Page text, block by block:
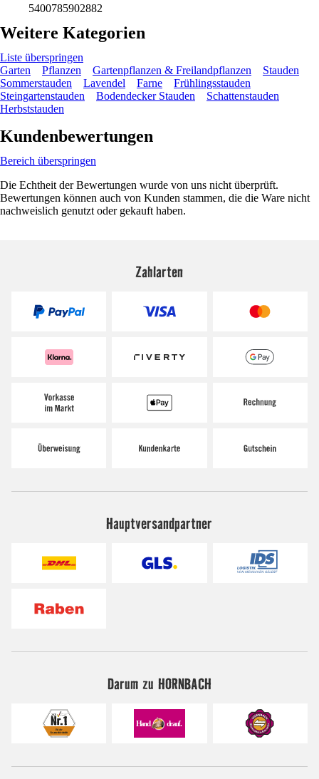
5400785902882
Weitere Kategorien
Liste überspringen
Garten
Pflanzen Gartenpflanzen & Freilandpflanzen
Stauden
Sommerstauden
Lavendel Farne
Frühlingsstauden
Steingartenstauden
Bodendecker Stauden
Schattenstauden
Herbststauden
Kundenbewertungen
Bereich überspringen
Die Echtheit der Bewertungen wurde von uns nicht überprüft.
Bewertungen können auch von Kunden stammen, die die Ware nicht
nachweislich genutzt oder gekauft haben.
Zahlarten
Hauptversandpartner
Darum zu HORNBACH